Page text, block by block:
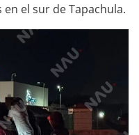
el sur de Tapachula.